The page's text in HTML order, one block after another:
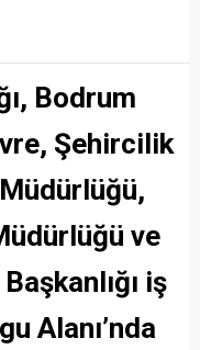
Bodrum
Şehircilik
ve
iş
Alanı’nda